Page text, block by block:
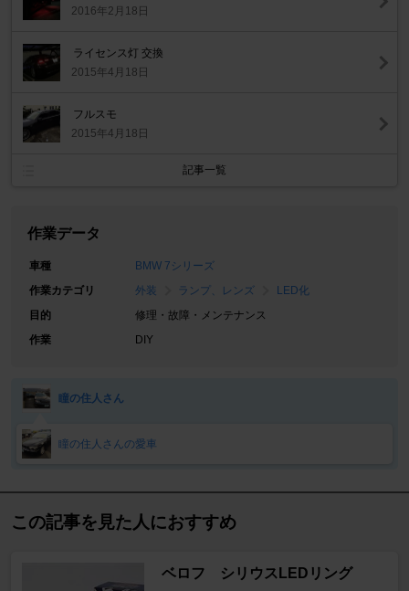
2016年2月18日
ライセンス灯 交換
2015年4月18日
フルスモ
2015年4月18日
記事一覧
作業データ
車種
BMW 7シリーズ
作業カテゴリ
外装 ランプ、レンズ
LED化
目的
修理・故障・メンテナンス
作業
DIY
瞳の住人さん
瞳の住人さんの愛車
この記事を見た人におすすめ
ベロフ シリウスLEDリング